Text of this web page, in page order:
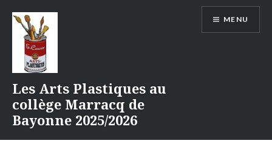
contenu
Les Arts Plastiques au
collège Marracq de
Bayonne 2025/2026
MENU